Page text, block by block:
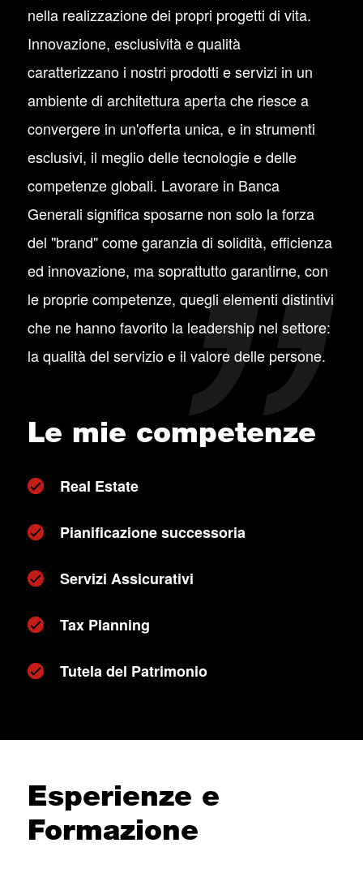
nella realizzazione dei propri progetti di vita.
Innovazione, esclusività e qualità
caratterizzano i nostri prodotti e servizi in un
ambiente di architettura aperta che riesce a
convergere in un'offerta unica, e in strumenti
esclusivi, il meglio delle tecnologie e delle
competenze globali. Lavorare in Banca
Generali significa sposarne non solo la forza
del "brand" come garanzia di solidità, efficienza
ed innovazione, ma soprattutto garantirne, con
le proprie competenze, quegli elementi distintivi
che ne hanno favorito la leadership nel settore:
la qualità del servizio e il valore delle persone.
Le mie competenze
Real Estate
Pianificazione successoria
Servizi Assicurativi
Tax Planning
Tutela del Patrimonio
Esperienze e
Formazione